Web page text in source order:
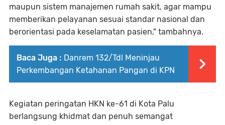
maupun sistem manajemen rumah sakit, agar mampu
memberikan pelayanan sesuai standar nasional dan
berorientasi pada keselamatan pasien," tambahnya.
Baca Juga : Danrem 132/Tdl Meninjau
Perkembangan Ketahanan Pangan di KPN
Kegiatan peringatan HKN ke-61 di Kota Palu
berlangsung khidmat dan penuh semangat